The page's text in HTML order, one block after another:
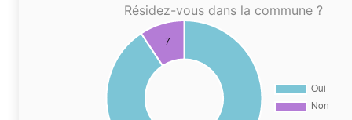
Résidez-vous dans la commune ?